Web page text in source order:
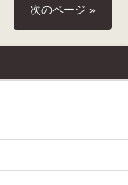
次のページ »